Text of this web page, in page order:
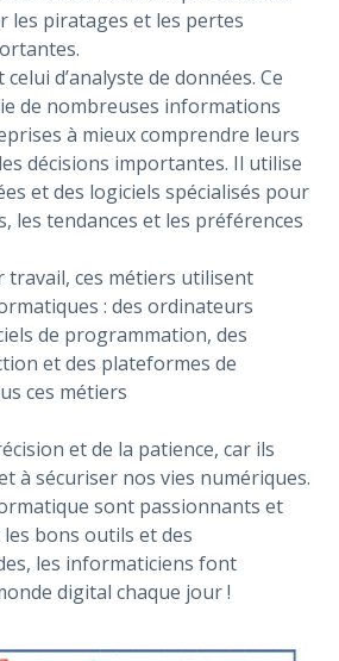
les piratages et les pertes
d’analyste de données. Ce
de nombreuses informations
à mieux comprendre leurs
décisions importantes. Il utilise
et des logiciels spécialisés pour
les tendances et les préférences
travail, ces métiers utilisent
: des ordinateurs
de programmation, des
et des plateformes de
ces métiers
et de la patience, car ils
à sécuriser nos vies numériques.
sont passionnants et
bons outils et des
les informaticiens font
digital chaque jour !